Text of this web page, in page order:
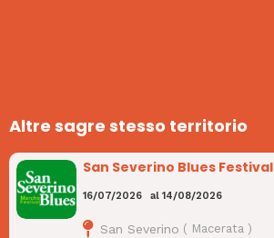
Altre sagre stesso territorio
San Severino Blues Festival
16/07/2026 al14/08/2026
San Severino ( Macerata )